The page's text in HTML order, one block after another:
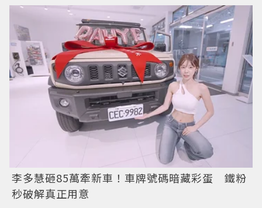
李多慧砸85萬牽新車！車牌號碼暗藏彩蛋 鐵粉
秒破解真正用意